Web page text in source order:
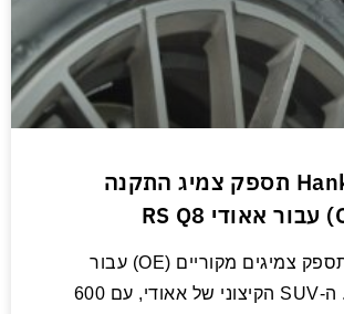
חברת Hankook תספק צמיג התקנה
חברת הנקוק תספק צמיגים מקוריים (OE) עבור
אאודי RS Q8. ה-SUV הקיצוני של אאודי, עם 600